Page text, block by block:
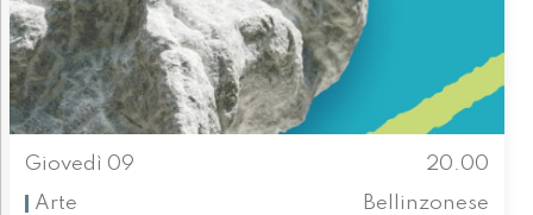
Giovedì 09
20.00
Arte
Bellinzonese